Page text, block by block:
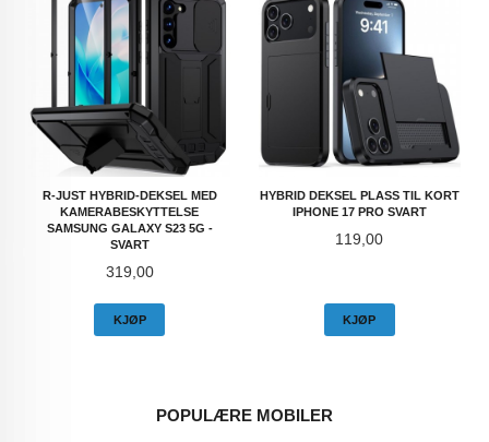
R-JUST HYBRID-DEKSEL MED
KAMERABESKYTTELSE
SAMSUNG GALAXY S23 5G -
SVART
Pris
319,00
KJØP
HYBRID DEKSEL PLASS TIL KORT
IPHONE 17 PRO SVART
Pris
119,00
KJØP
POPULÆRE MOBILER